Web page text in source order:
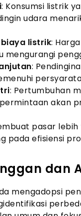
: Konsumsi listrik
udara
listrik:
mengurangi
:
: Pertumbuhan
akan
pasar lebih
pada efisiensi
dan
mengadopsi